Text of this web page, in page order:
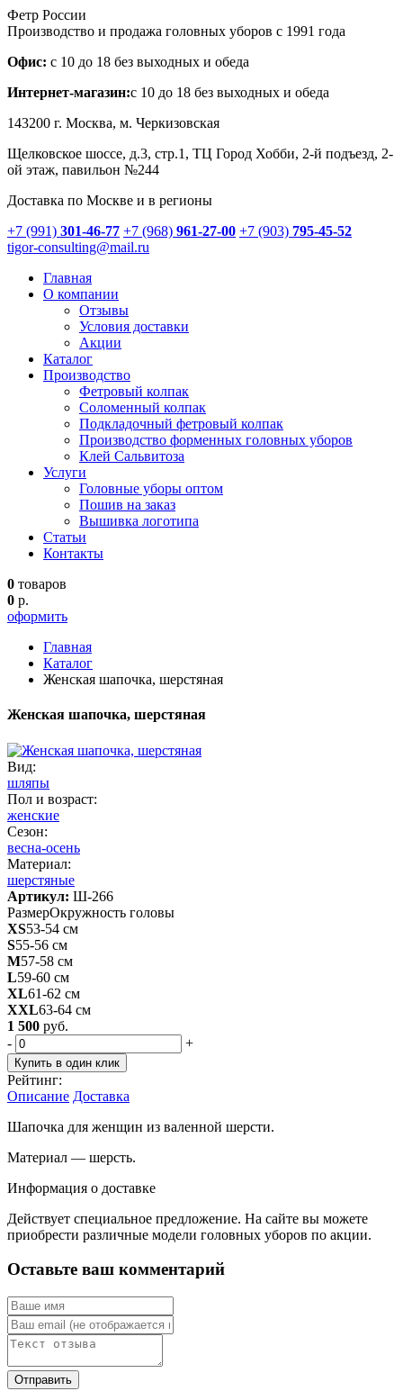
Фетр России
Производство и продажа головных уборов с 1991 года
Офис: с 10 до 18 без выходных и обеда
Интернет-магазин:с 10 до 18 без выходных и обеда
143200 г. Москва, м. Черкизовская
Щелковское шоссе, д.3, стр.1 , ТЦ Город Хобби, 2-й подъезд, 2-
ой этаж, павильон №244
Доставка по Москве и в регионы
+7 (991) 301-46-77 +7 (968) 961-27-00 +7 (903) 795-45-52
tigor-consulting@mail.ru
Главная
О компании
Отзывы
Условия доставки
Акции
Каталог
Производство
Фетровый колпак
Соломенный колпак
Подкладочный фетровый колпак
Производство форменных головных уборов
Клей Сальвитоза
Услуги
Головные уборы оптом
Пошив на заказ
Вышивка логотипа
Статьи
Контакты
0 товаров
0 р.
оформить
Главная
Каталог
Женская шапочка, шерстяная
Женская шапочка, шерстяная
Вид:
шляпы
Пол и возраст:
женские
Сезон:
весна-осень
Материал:
шерстяные
Артикул: Ш-266
РазмерОкружность головы
XS53-54 см
S55-56 см
M57-58 см
L59-60 см
XL61-62 см
XXL63-64 см
1 500 руб.
-
+
Купить в один клик
Рейтинг:
Описание Доставка
Шапочка для женщин из валенной шерсти.
Материал — шерсть.
Информация о доставке
Действует специальное предложение. На сайте вы можете
приобрести различные модели головных уборов по акции.
Оставьте ваш комментарий